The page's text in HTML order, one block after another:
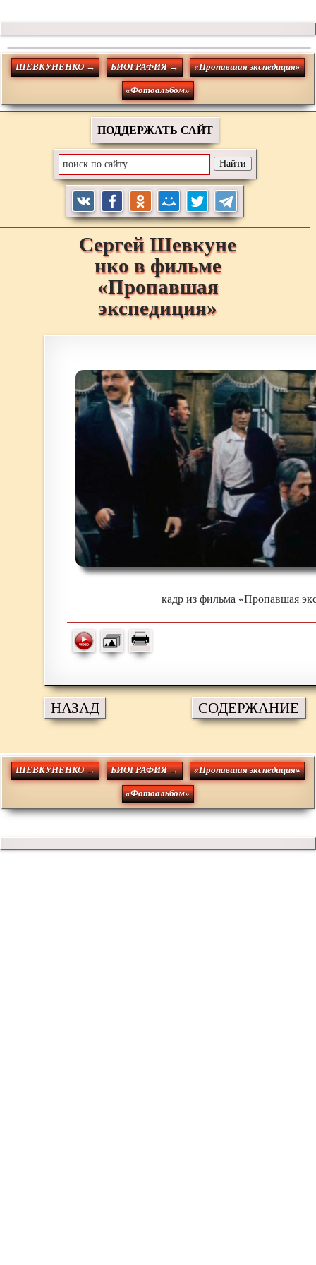
ШЕВКУНЕНКО → БИОГРАФИЯ → «Пропавшая экспедиция»
«Фотоальбом»
ПОДДЕРЖАТЬ САЙТ
Сергей Шевкуне
нко в фильме
«Пропавшая
экспедиция»
кадр из фильма «Пропавшая
НАЗАД СОДЕРЖАНИЕ
ШЕВКУНЕНКО → БИОГРАФИЯ → «Пропавшая экспедиция»
«Фотоальбом»